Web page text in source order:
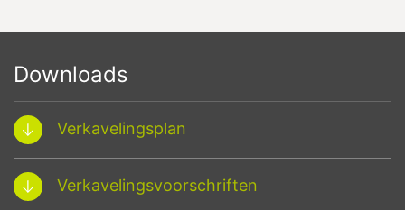
Downloads
Verkavelingsplan
Verkavelingsvoorschriften